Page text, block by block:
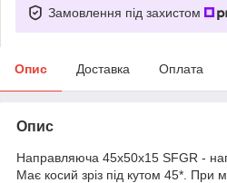
Замовлення під захистом
Опис Доставка Оплата
Опис
Направляюча 45х50х15 SFGR -
Має косий зріз під кутом 45*. При